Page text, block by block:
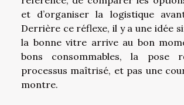
et d’organiser la logistique
Derrière ce réflexe, il y a une idée
la bonne vitre arrive au bon
bons consommables, la pose
processus maîtrisé, et pas une
montre.